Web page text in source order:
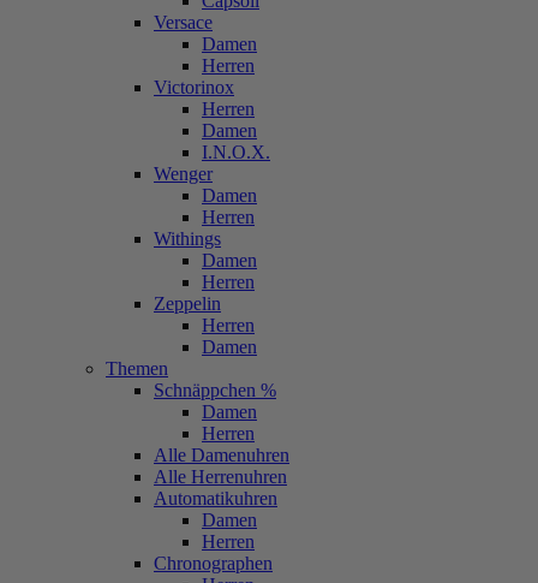
Versace
Damen
Herren
Victorinox
Herren
Damen
I.N.O.X.
Wenger
Damen
Herren
Withings
Damen
Herren
Zeppelin
Herren
Damen
Themen
Schnäppchen %
Damen
Herren
Alle Damenuhren
Alle Herrenuhren
Automatikuhren
Damen
Herren
Chronographen